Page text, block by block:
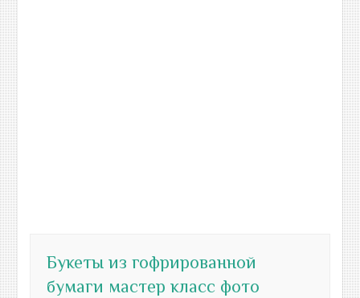
Букеты из гофрированной
бумаги мастер класс фото